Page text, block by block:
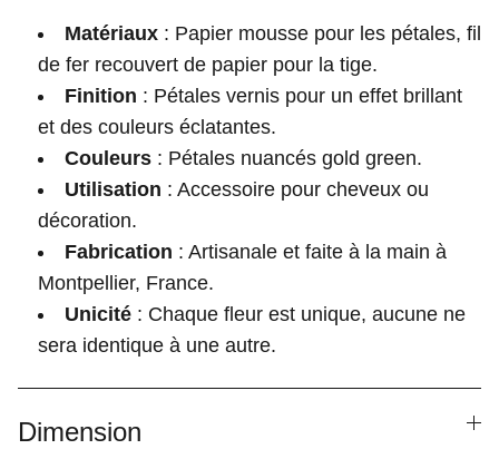
Matériaux : Papier mousse pour les pétales, fil
de fer recouvert de papier pour la tige.
Finition : Pétales vernis pour un effet brillant
et des couleurs éclatantes.
Couleurs : Pétales nuancés gold green.
Utilisation : Accessoire pour cheveux ou
décoration.
Fabrication : Artisanale et faite à la main à
Montpellier, France.
Unicité : Chaque fleur est unique, aucune ne
sera identique à une autre.
Dimension